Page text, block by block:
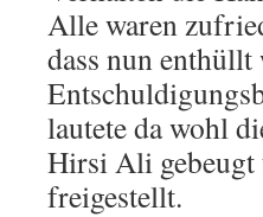
Alle waren
dass nun
lautete da wohl
Hirsi Ali
freigestellt.